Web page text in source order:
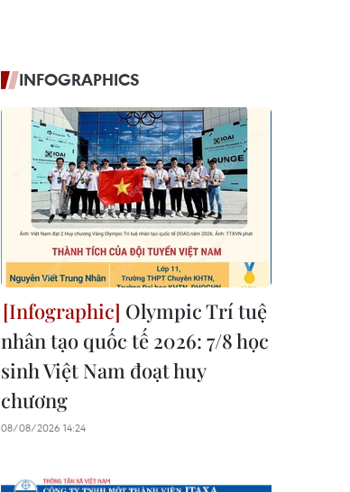
INFOGRAPHICS
Olympic Trí tuệ
nhân tạo quốc tế 2026: 7/8 học
sinh Việt Nam đoạt huy
chương
08/08/2026 14:24